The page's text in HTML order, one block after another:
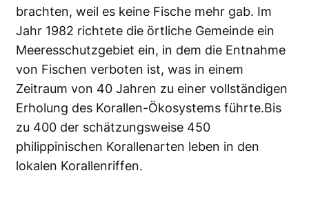
brachten, weil es keine Fische mehr gab. Im
Jahr 1982 richtete die örtliche Gemeinde ein
Meeresschutzgebiet ein, in dem die Entnahme
von Fischen verboten ist, was in einem
Zeitraum von 40 Jahren zu einer vollständigen
Erholung des Korallen-Ökosystems führte.Bis
zu 400 der schätzungsweise 450
philippinischen Korallenarten leben in den
lokalen Korallenriffen.